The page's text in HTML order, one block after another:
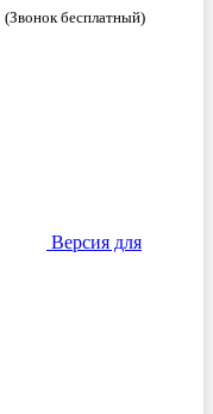
(Звонок бесплатный)
Версия для